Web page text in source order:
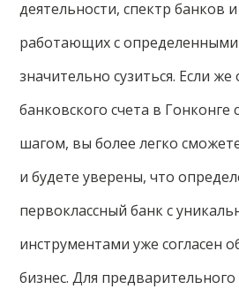
деятельности, спектр банков
работающих с
значительно сузиться. Если
банковского счета в
шагом, вы более легко
и будете уверены, что
первоклассный банк с
инструментами уже согласен
бизнес. Для